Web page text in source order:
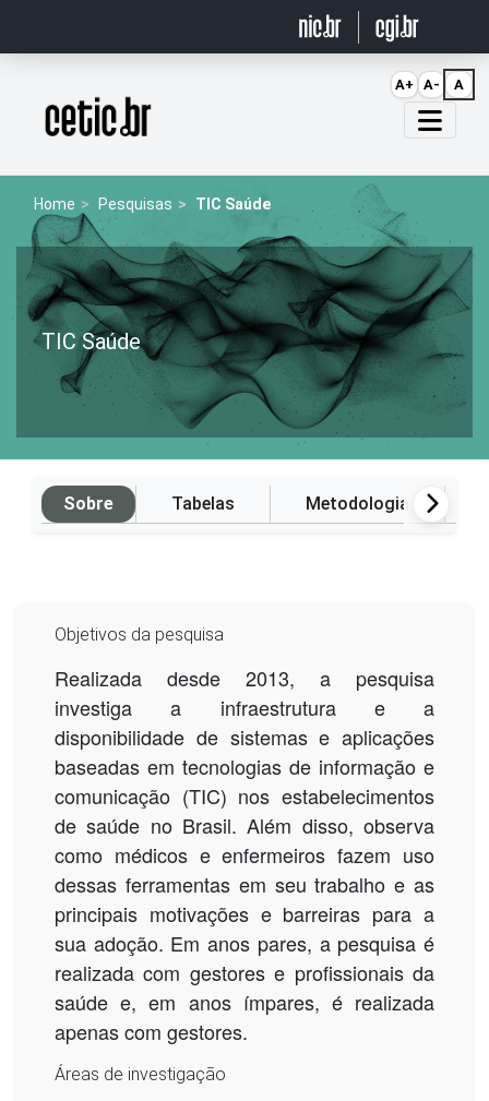
Página inicial
Home Pesquisas TIC Saúde
TIC Saúde
Sobre Tabelas Metodologia
Objetivos da pesquisa
Realizada desde 2013, a pesquisa
investiga a infraestrutura e a
disponibilidade de sistemas e aplicações
baseadas em tecnologias de informação e
comunicação (TIC) nos estabelecimentos
de saúde no Brasil. Além disso, observa
como médicos e enfermeiros fazem uso
dessas ferramentas em seu trabalho e as
principais motivações e barreiras para a
sua adoção. Em anos pares, a pesquisa é
realizada com gestores e profissionais da
saúde e, em anos ímpares, é realizada
apenas com gestores.
Áreas de investigação
A+ A- A